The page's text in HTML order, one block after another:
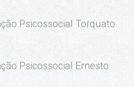
Psicossocial Torquato
Psicossocial Ernesto